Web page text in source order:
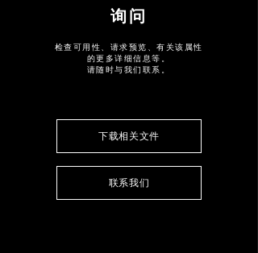
询问
检查可用性、请求预览、有关该属性
的更多详细信息等。
请随时与我们联系。
下载相关文件
联系我们